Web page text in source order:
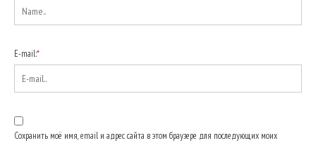
E-mail:*
Сохранить моё имя, email и адрес сайта в этом браузере для последующих моих